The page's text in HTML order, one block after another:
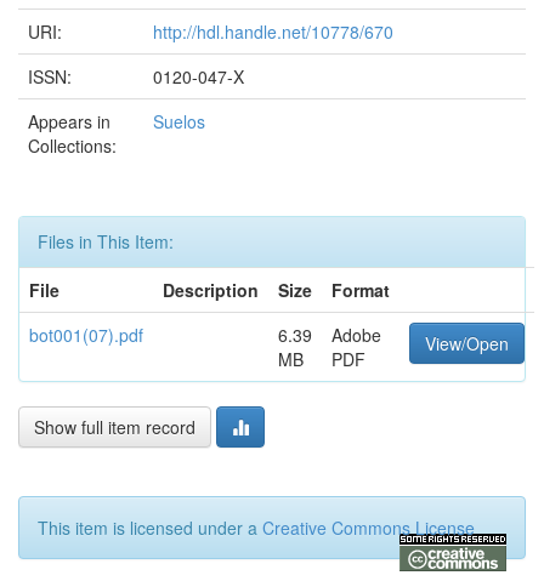
URI:
http://hdl.handle.net/10778/670
ISSN:
0120-047-X
Appears in
Collections:
Suelos
Files in This Item:
File
Description Size
Format
bot001(07).pdf
6.39
MB
Adobe
PDF
View/Open
Show full item record
This item is licensed under a Creative Commons License